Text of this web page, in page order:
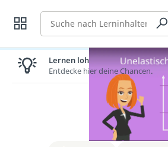
Suche
Lernen lohnt sich!
Entdecke hier deine Chancen.